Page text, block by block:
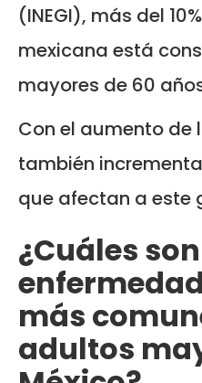
(INEGI), más del
mexicana está
mayores de 60
Con el aumento de
también
que afectan a este
¿Cuáles
más
adultos